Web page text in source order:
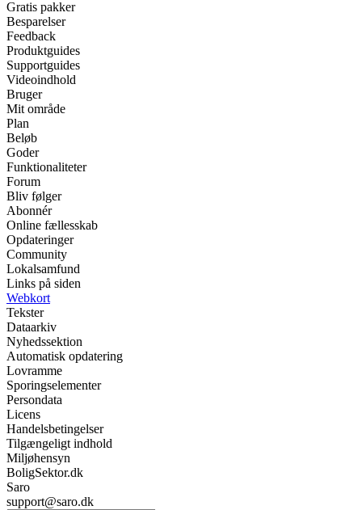
Gratis pakker
Besparelser
Feedback
Produktguides
Supportguides
Videoindhold
Bruger
Mit område
Plan
Beløb
Goder
Funktionaliteter
Forum
Bliv følger
Abonnér
Online fællesskab
Opdateringer
Community
Lokalsamfund
Links på siden
Webkort
Tekster
Dataarkiv
Nyhedssektion
Automatisk opdatering
Lovramme
Sporingselementer
Persondata
Licens
Handelsbetingelser
Tilgængeligt indhold
Miljøhensyn
BoligSektor.dk
Saro
support@saro.dk